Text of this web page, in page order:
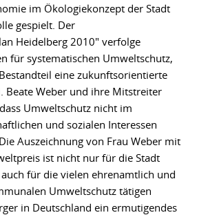
im Ökologiekonzept der Stadt
gespielt. Der
Heidelberg 2010" verfolge
für systematischen Umweltschutz,
eine zukunftsorientierte
Beate Weber und ihre Mitstreiter
Umweltschutz nicht im
und sozialen Interessen
Auszeichnung von Frau Weber mit
ist nicht nur für die Stadt
für die vielen ehrenamtlich und
Umweltschutz tätigen
in Deutschland ein ermutigendes